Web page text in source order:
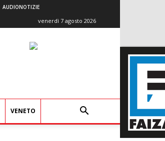
AUDIONOTIZIE
venerdì 7 agosto 2026
VENETO